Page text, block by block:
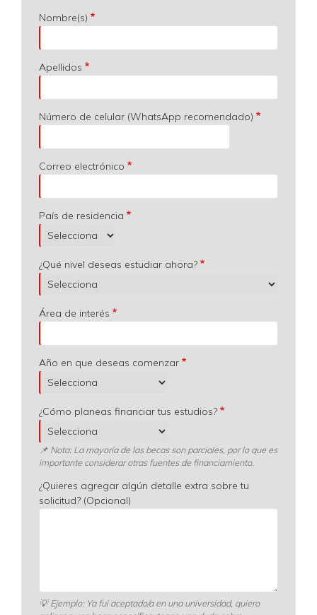
Nombre(s)
Apellidos
Número de celular (WhatsApp recomendado)
Correo electrónico
País de residencia
¿Qué nivel deseas estudiar ahora?
Área de interés
Año en que deseas comenzar
¿Cómo planeas financiar tus estudios?
📌 Nota: La mayoría de las becas son parciales, por lo que es
importante considerar otras fuentes de financiamiento.
¿Quieres agregar algún detalle extra sobre tu
solicitud? (Opcional)
💡Ejemplo: Ya fui aceptado/a en una universidad, quiero